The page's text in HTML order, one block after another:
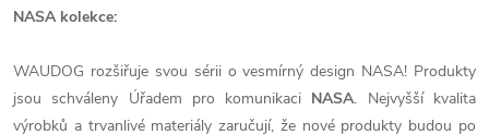
NASA kolekce:
WAUDOG rozšiřuje svou sérii o vesmírný design NASA! Produkty
jsou schváleny Úřadem pro komunikaci NASA. Nejvyšší kvalita
výrobků a trvanlivé materiály zaručují, že nové produkty budou po